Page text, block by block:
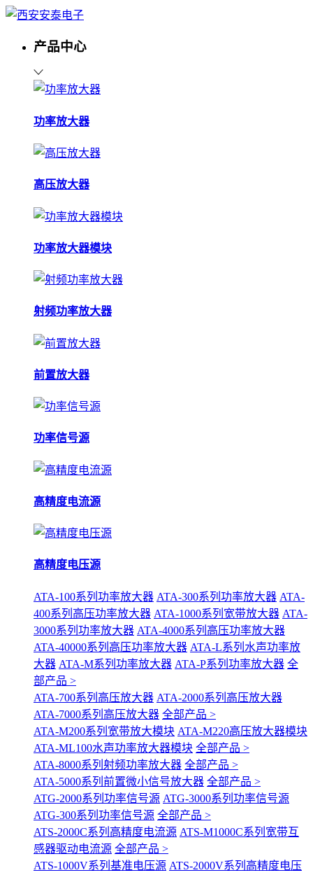
产品中心
功率放大器
高压放大器
功率放大器模块
射频功率放大器
前置放大器
功率信号源
高精度电流源
高精度电压源
ATA-100系列功率放大器 ATA-300系列功率放大器 ATA-
400系列高压功率放大器 ATA-1000系列宽带放大器 ATA-
3000系列功率放大器 ATA-4000系列高压功率放大器
ATA-40000系列高压功率放大器 ATA-L系列水声功率放
大器 ATA-M系列功率放大器 ATA-P系列功率放大器 全
部产品 >
ATA-700系列高压放大器 ATA-2000系列高压放大器
ATA-7000系列高压放大器 全部产品 >
ATA-M200系列宽带放大模块 ATA-M220高压放大器模块
ATA-ML100水声功率放大器模块 全部产品 >
ATA-8000系列射频功率放大器 全部产品 >
ATA-5000系列前置微小信号放大器 全部产品 >
ATG-2000系列功率信号源 ATG-3000系列功率信号源
ATG-300系列功率信号源 全部产品 >
ATS-2000C系列高精度电流源 ATS-M1000C系列宽带互
感器驱动电流源 全部产品 >
ATS-1000V系列基准电压源 ATS-2000V系列高精度电压